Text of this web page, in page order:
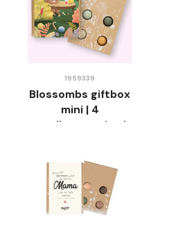
1959339
Blossombs giftbox
mini | 4
zaadbommetjes |